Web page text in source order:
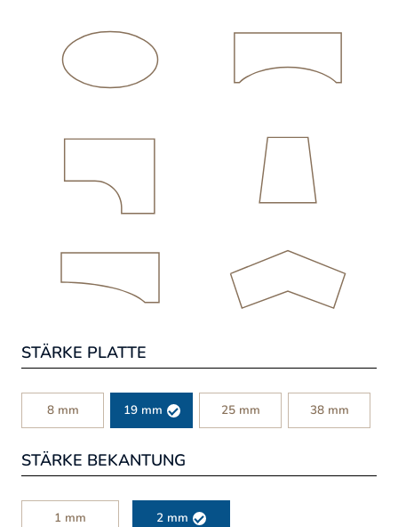
STÄRKE PLATTE
8 mm 19 mm 25 mm 38 mm
STÄRKE BEKANTUNG
1 mm 2 mm